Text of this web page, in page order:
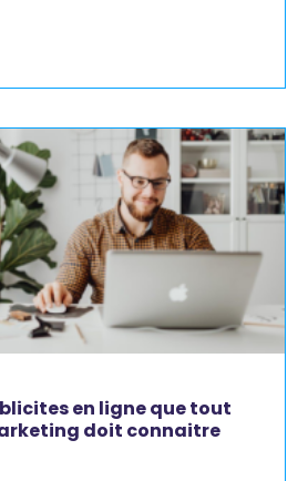
en ligne que tout
doit connaitre